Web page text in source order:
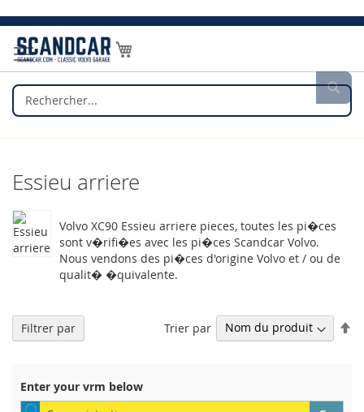
Allez
au
contenu
Mon panier
Essieu arriere
Volvo XC90 Essieu arriere pieces, toutes les pi�ces
sont v�rifi�es avec les pi�ces Scandcar Volvo.
Nous vendons des pi�ces d'origine Volvo et / ou de
qualit� �quivalente.
Trier par
Enter your vrm below
Filtrer par